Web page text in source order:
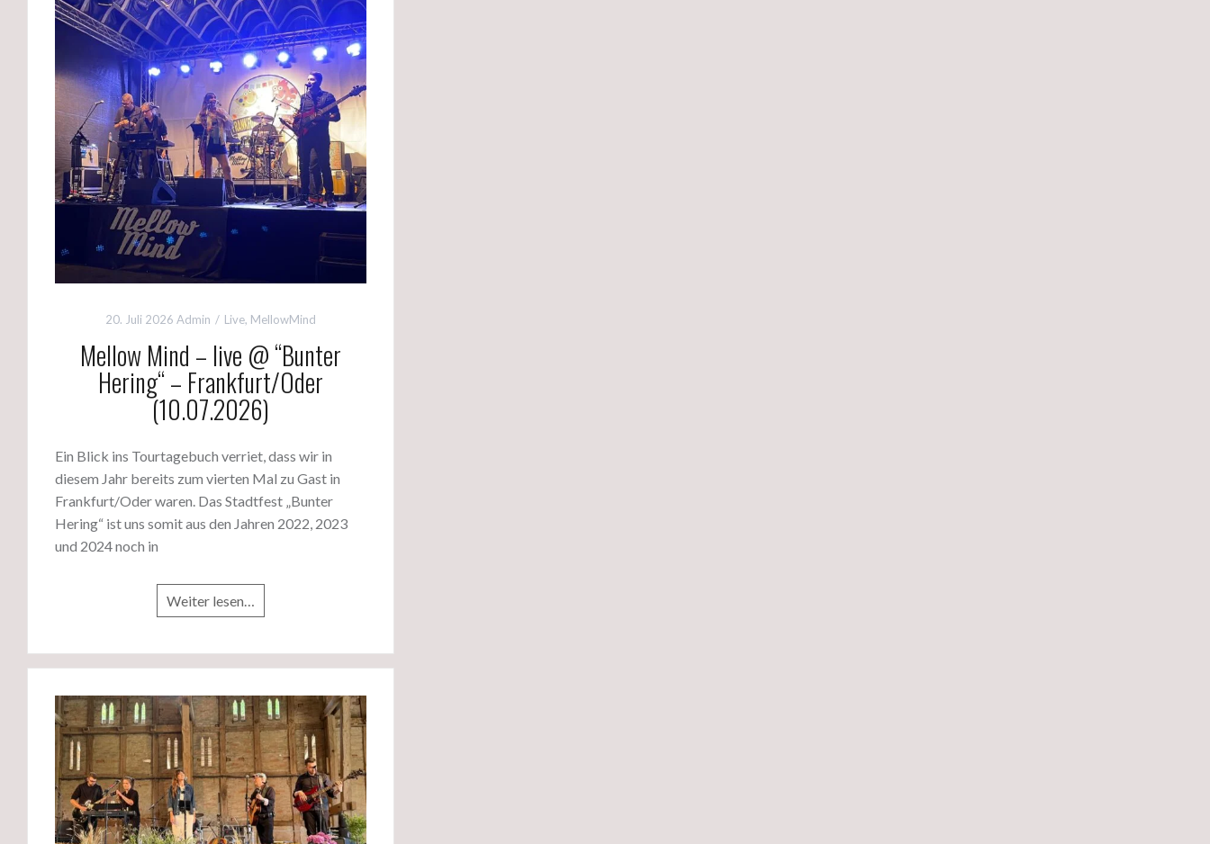
20. Juli 2026 Admin Live, MellowMind
Mellow Mind – live @ “Bunter
Hering“ – Frankfurt/Oder
(10.07.2026)
Ein Blick ins Tourtagebuch verriet, dass wir in
diesem Jahr bereits zum vierten Mal zu Gast in
Frankfurt/Oder waren. Das Stadtfest „Bunter
Hering“ ist uns somit aus den Jahren 2022, 2023
und 2024 noch in
Weiter lesen…